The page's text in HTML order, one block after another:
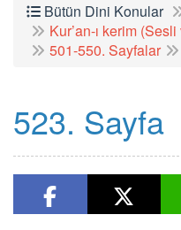
Bütün Dini Konular
Kur’an-ı kerim (Sesli
501-550. Sayfalar
523. Sayfa